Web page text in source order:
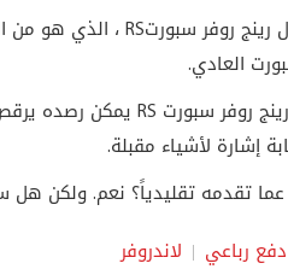
رينج روفر سبورتRS، الذي هو من
العادي.
روفر سبورت RS يمكن رصده يرقص
إشارة لأشياء مقبلة.
عما تقدمه تقليدياً؟ نعم. ولكن
رباعي لاندروفر